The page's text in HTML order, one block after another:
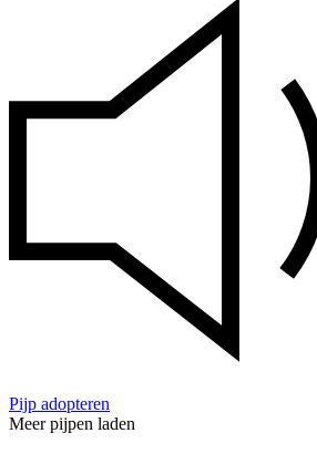
Pijp adopteren
Meer pijpen laden